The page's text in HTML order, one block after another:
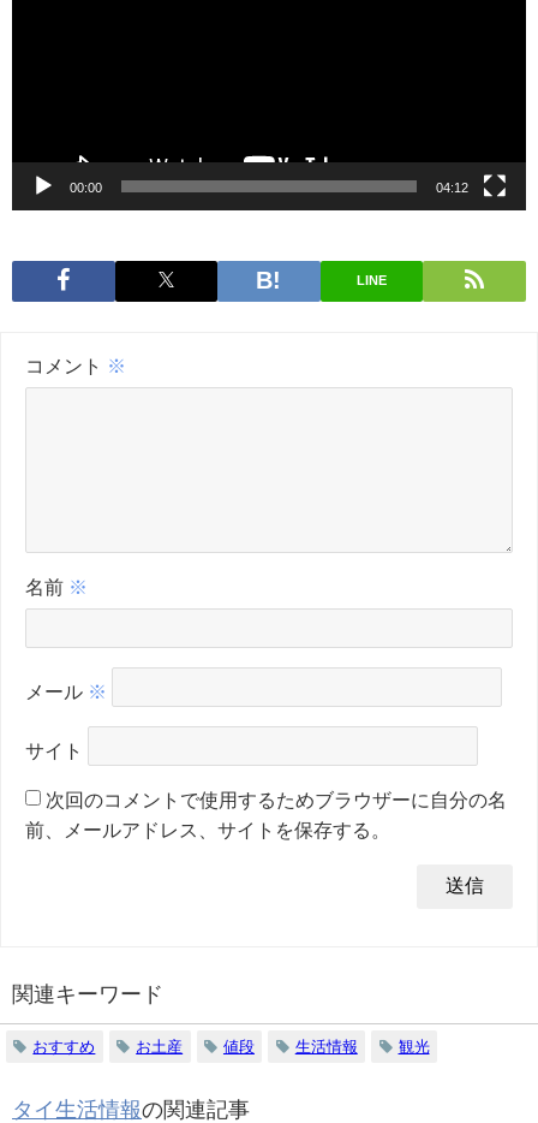
00:00 04:12
LINE
コメント ※
名前 ※
メール ※
サイト
次回のコメントで使用するためブラウザーに自分の名
前、メールアドレス、サイトを保存する。
関連キーワード
おすすめ お土産 値段 生活情報 観光
タイ生活情報の関連記事